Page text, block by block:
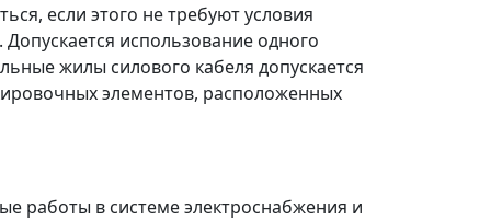
если этого не требуют условия
использование одного
жилы силового кабеля допускается
элементов, расположенных
работы в системе электроснабжения и